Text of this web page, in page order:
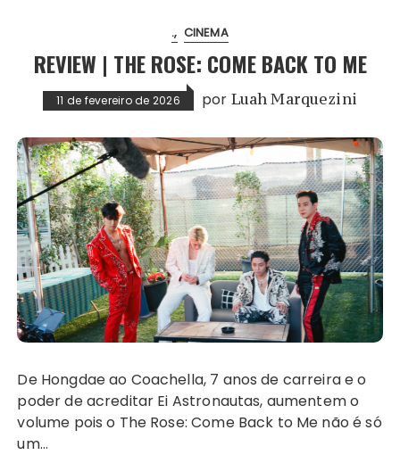
. CINEMA
REVIEW | THE ROSE: COME BACK TO ME
11 de fevereiro de 2026 por Luah Marquezini
De Hongdae ao Coachella, 7 anos de carreira e o
poder de acreditar Ei Astronautas, aumentem o
volume pois o The Rose: Come Back to Me não é só
um…